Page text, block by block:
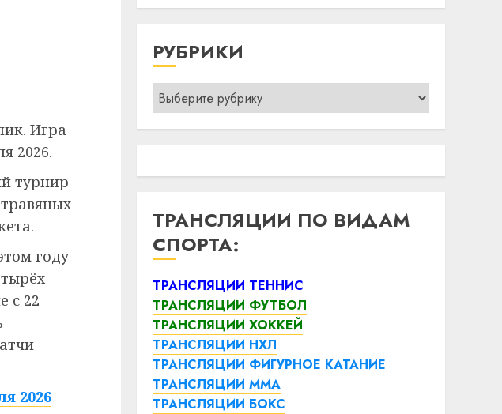
Игра
2026.
турнир
году
—
с 22
2026
РУБРИКИ
Рубрики
ТРАНСЛЯЦИИ ПО ВИДАМ
СПОРТА:
ТРАНСЛЯЦИИ ТЕННИС
ТРАНСЛЯЦИИ ФУТБОЛ
ТРАНСЛЯЦИИ ХОККЕЙ
ТРАНСЛЯЦИИ НХЛ
ТРАНСЛЯЦИИ ФИГУРНОЕ КАТАНИЕ
ТРАНСЛЯЦИИ ММА
ТРАНСЛЯЦИИ БОКС